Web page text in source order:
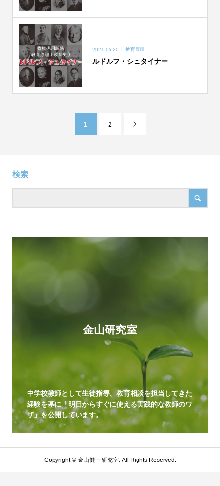
2021.05.20 教育原理
ルドルフ・シュタイナー
1 2 
検索
金山研究室
中学校教師として生徒指導、教育相談を担当してきた
経験を基に「明日からすぐに使える実践的な教師のワ
ザ」を公開しています。
Copyright ©金山健一研究室. All Rights Reserved.